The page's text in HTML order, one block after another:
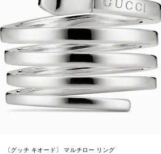
〔グッチ キオード〕 マルチロー リング